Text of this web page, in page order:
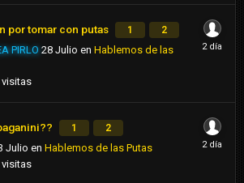
por tomar con putas 1 2
PIRLO 28 Julio en Hablemos de las
visitas
1 2
Julio en Hablemos de las Putas
visitas